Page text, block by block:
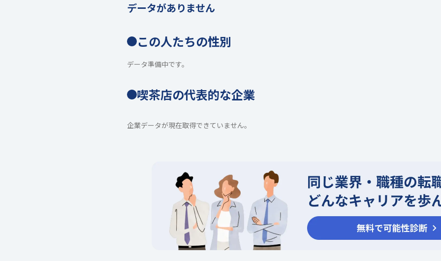
データがありません
この人たちの性別
データ準備中です。
喫茶店の代表的な企業
企業データが現在取得できていません。